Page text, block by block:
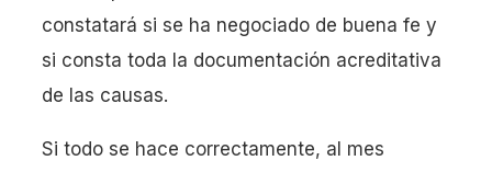
constatará si se ha negociado de buena fe y
si consta toda la documentación acreditativa
de las causas.
Si todo se hace correctamente, al mes